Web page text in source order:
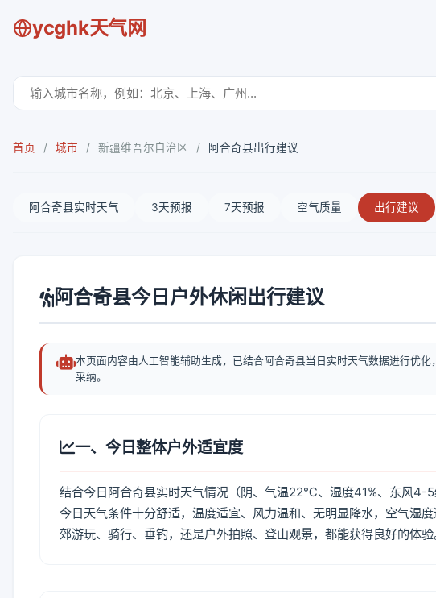
ycghk天气网
首页 / 城市 / 新疆维吾尔自治区 / 阿合奇县出行建议
阿合奇县实时天气 3天预报 7天预报 空气质量 出行建议
阿合奇县今日户外休闲出行建议
本页面内容由人工智能辅助生成，已结合阿合奇县当日实时天气数据进行优
采纳。
一、今日整体户外适宜度
结合今日阿合奇县实时天气情况（阴、气温22℃、湿度41%、东风4-5
今日天气条件十分舒适，温度适宜、风力温和、无明显降水，空气湿
郊游玩、骑行、垂钓，还是户外拍照、登山观景，都能获得良好的体验